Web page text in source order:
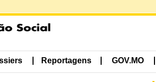
Reportagens GOV.MO